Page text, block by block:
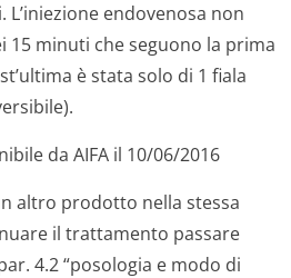
endovenosa non
15 minuti che seguono la prima
è stata solo di 1 fiala
da AIFA il 10/06/2016
altro prodotto nella stessa
il trattamento passare
4.2 “posologia e modo di